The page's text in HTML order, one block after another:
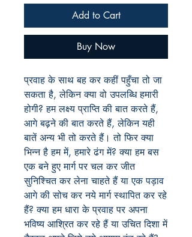
Add to Cart
Buy Now
प्रवाह के साथ बह कर कहीं पहुँचा तो जा
सकता है, लेकिन क्या वो उपलब्धि हमारी
होगी? हम लक्ष्य प्राप्ति की बात करते हैं,
आगे बढ़ने की बात करते हैं, लेकिन यही
बातें अन्य भी तो करते हैं। तो फिर क्या
भिन्न है हम में, हमारे ढंग में? क्या हम बस
एक बने हुए मार्ग पर चल कर जीत
सुनिश्चित कर लेना चाहते हैं या एक पड़ाव
आगे की सोच कर नये मार्ग स्थापित कर रहे
हैं? क्या हम धारा के प्रवाह पर अपना
भविष्य आश्रित कर रहे हैं या उचित दिशा में